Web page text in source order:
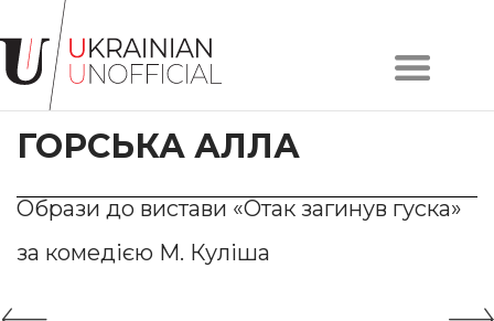
Головна
Про
проєкт
Художники
Твори
Колекції
ГОРСЬКА АЛЛА
Образи до вистави «Отак загинув гуска»
за комедією М. Куліша